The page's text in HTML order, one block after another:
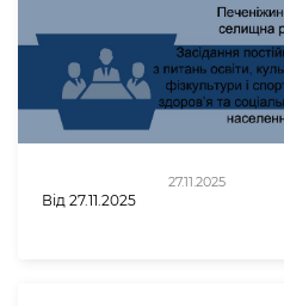
27.11.2025
Від 27.11.2025